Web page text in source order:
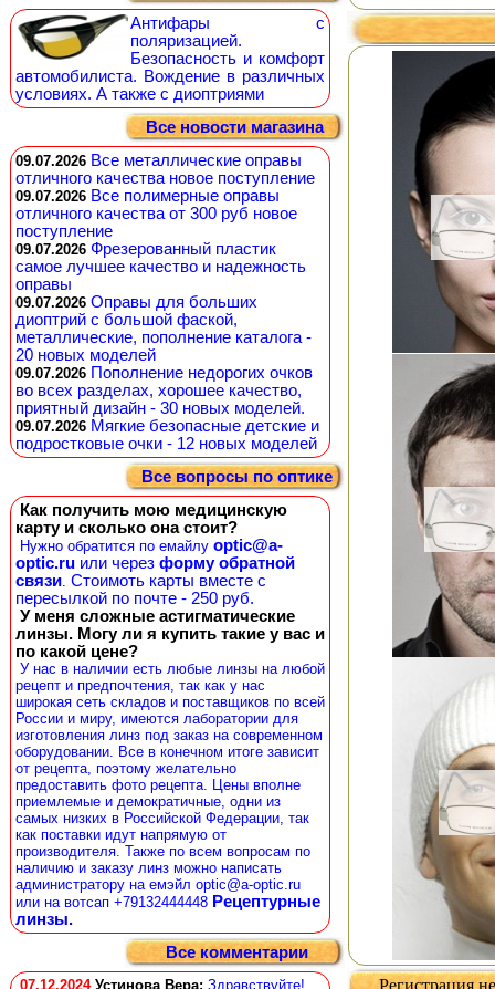
Антифары с
поляризацией.
Безопасность и комфорт
автомобилиста. Вождение в различных
условиях. А также с диоптриями
Все новости магазина
09.07.2026 Все металлические оправы
отличного качества новое поступление
09.07.2026 Все полимерные оправы
отличного качества от 300 руб новое
поступление
09.07.2026 Фрезерованный пластик
самое лучшее качество и надежность
оправы
09.07.2026 Оправы для больших
диоптрий с большой фаской,
металлические, пополнение каталога -
20 новых моделей
09.07.2026 Пополнение недорогих очков
во всех разделах, хорошее качество,
приятный дизайн - 30 новых моделей.
09.07.2026 Мягкие безопасные детские и
подростковые очки - 12 новых моделей
Все вопросы по оптике
Как получить мою медицинскую
карту и сколько она стоит?
Нужно обратится по емайлу optic@a-
optic.ru или через форму обратной
связи. Стоимоть карты вместе с
пересылкой по почте - 250 руб.
У меня сложные астигматические
линзы. Могу ли я купить такие у вас и
по какой цене?
У нас в наличии есть любые линзы на любой
рецепт и предпочтения, так как у нас
широкая сеть складов и поставщиков по всей
России и миру, имеются лаборатории для
изготовления линз под заказ на современном
оборудовании. Все в конечном итоге зависит
от рецепта, поэтому желательно
предоставить фото рецепта. Цены вполне
приемлемые и демократичные, одни из
самых низких в Российской Федерации, так
как поставки идут напрямую от
производителя. Также по всем вопросам по
наличию и заказу линз можно написать
администратору на емэйл optic@a-optic.ru
или на вотсап +79132444448 Рецептурные
линзы.
Все комментарии
07.12.2024 Устинова Вера: Здравствуйте! Регистрация